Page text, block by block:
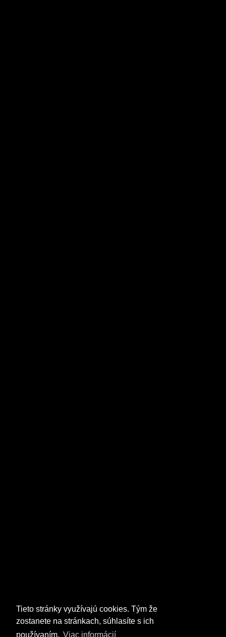
Tieto stránky využívajú cookies. Tým že
zostanete na stránkach, súhlasíte s ich
používaním. Viac informácií